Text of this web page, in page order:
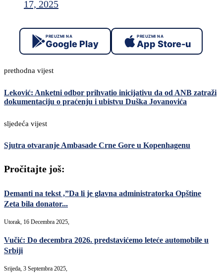
17, 2025
PREUZMI NA
Google Play
PREUZMI NA
App Store-u
prethodna vijest
Leković: Anketni odbor prihvatio inicijativu da od ANB zatraži
dokumentaciju o praćenju i ubistvu Duška Jovanovića
sljedeća vijest
Sjutra otvaranje Ambasade Crne Gore u Kopenhagenu
Pročitajte još:
Demanti na tekst ,”Da li je glavna administratorka Opštine
Zeta bila donator...
Utorak, 16 Decembra 2025,
Vučić: Do decembra 2026. predstavićemo leteće automobile u
Srbiji
Srijeda, 3 Septembra 2025,